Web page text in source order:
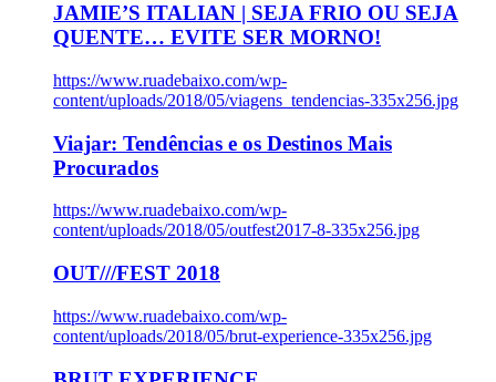
JAMIE’S ITALIAN | SEJA FRIO OU SEJA
QUENTE… EVITE SER MORNO!
https://www.ruadebaixo.com/wp-
content/uploads/2018/05/viagens_tendencias-335x256.jpg
Viajar: Tendências e os Destinos Mais
Procurados
https://www.ruadebaixo.com/wp-
content/uploads/2018/05/outfest2017-8-335x256.jpg
OUT///FEST 2018
https://www.ruadebaixo.com/wp-
content/uploads/2018/05/brut-experience-335x256.jpg